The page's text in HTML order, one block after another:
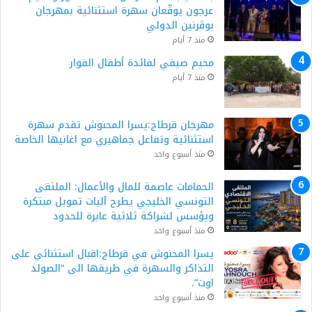
عرجون يوقّعان سهرة استثنائية بمهرجان
بوڨرنين الدولي
منذ 7 أيام
مخيم صيفي لفائدة أطفال الفوار
منذ 7 أيام
مهرجان قرطاج:يسرا المحنوش تقدم سهرة
استثنائية وتفاعل جماهيري مع اغانيها الخاصة
منذ أسبوع واحد
الحمامات عاصمة للمال والأعمال: الملتقى
التونسي الخليجي يطرح آليات تمويل مبتكرة
ويؤسس لشراكة ثلاثية عابرة للحدود
منذ أسبوع واحد
يسرا المحنوش في قرطاج:اقبال استثنائي على
التذاكر والسهرة في طريقها الى “الصولد
اوت”.
منذ أسبوع واحد